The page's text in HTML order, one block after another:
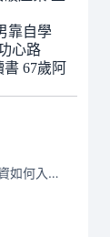
靠自學
心路
67歲阿
ETF是什麼？ETF投資如何入門？本系列專題文章將會告訴你新手必須知道的ETF基礎知識。